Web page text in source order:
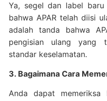
Ya, segel dan label
bahwa APAR telah diisi
adalah tanda bahwa
pengisian ulang yang
standar keselamatan.
3. Bagaimana Cara
Anda dapat memeriksa